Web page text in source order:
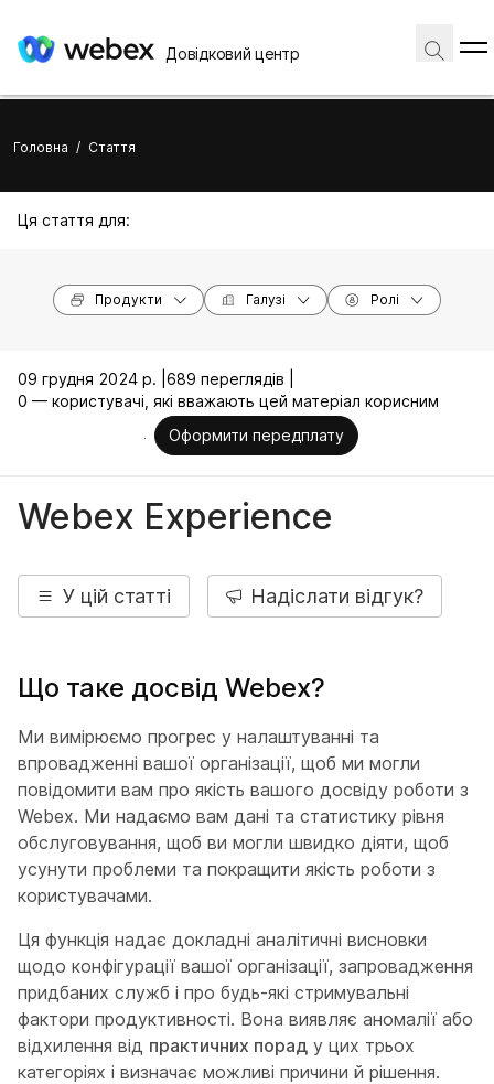
Довідковий центр
Головна / Стаття
Ця стаття для:
Продукти Галузі Ролі
09 грудня 2024 р. | 689 переглядів |
0 — користувачі, які вважають цей матеріал корисним
Оформити передплату
Webex Experience
У цій статті Надіслати відгук?
Що таке досвід Webex?
Ми вимірюємо прогрес у налаштуванні та
впровадженні вашої організації, щоб ми могли
повідомити вам про якість вашого досвіду роботи з
Webex. Ми надаємо вам дані та статистику рівня
обслуговування, щоб ви могли швидко діяти, щоб
усунути проблеми та покращити якість роботи з
користувачами.
Ця функція надає докладні аналітичні висновки
щодо конфігурації вашої організації, запровадження
придбаних служб і про будь-які стримувальні
фактори продуктивності. Вона виявляє аномалії або
відхилення від практичних порад у цих трьох
категоріях і визначає можливі причини й рішення.